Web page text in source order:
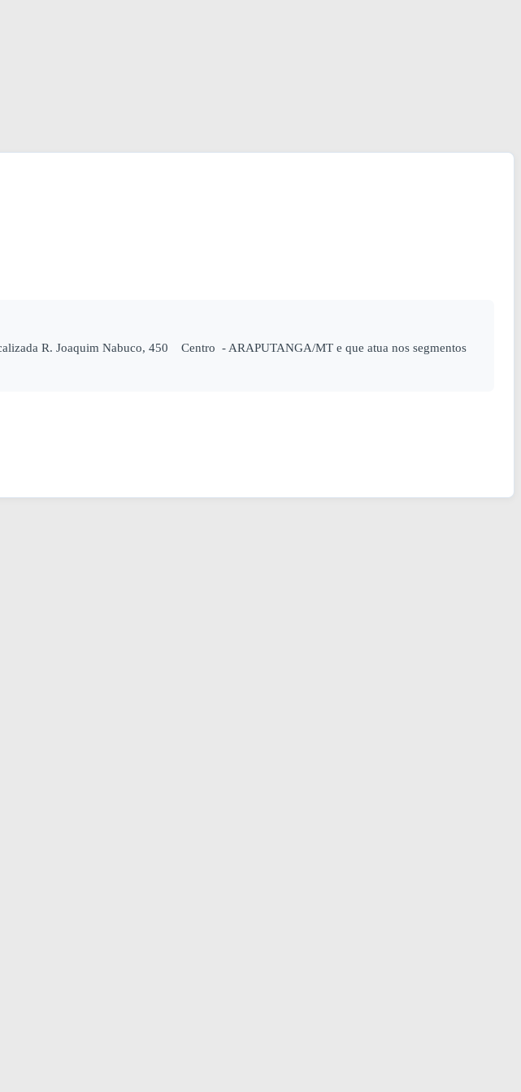
R. Joaquim Nabuco, 450 Centro - ARAPUTANGA/MT e que atua nos segmentos